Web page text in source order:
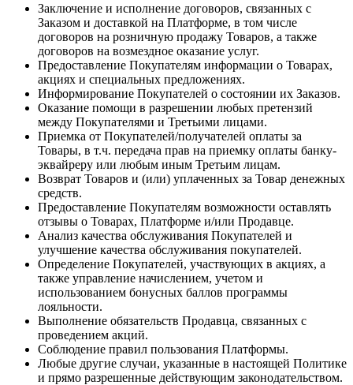
Заключение и исполнение договоров, связанных с
Заказом и доставкой на Платформе, в том числе
договоров на розничную продажу Товаров, а также
договоров на возмездное оказание услуг.
Предоставление Покупателям информации о Товарах,
акциях и специальных предложениях.
Информирование Покупателей о состоянии их Заказов.
Оказание помощи в разрешении любых претензий
между Покупателями и Третьими лицами.
Приемка от Покупателей/получателей оплаты за
Товары, в т.ч. передача прав на приемку оплаты банку-
эквайреру или любым иным Третьим лицам.
Возврат Товаров и (или) уплаченных за Товар денежных
средств.
Предоставление Покупателям возможности оставлять
отзывы о Товарах, Платформе и/или Продавце.
Анализ качества обслуживания Покупателей и
улучшение качества обслуживания покупателей.
Определение Покупателей, участвующих в акциях, а
также управление начислением, учетом и
использованием бонусных баллов программы
лояльности.
Выполнение обязательств Продавца, связанных с
проведением акций.
Соблюдение правил пользования Платформы.
Любые другие случаи, указанные в настоящей Политике
и прямо разрешенные действующим законодательством.